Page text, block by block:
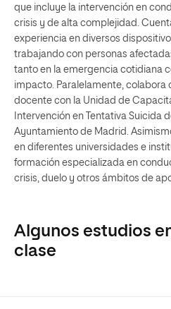
que incluye la intervención en
crisis y de alta complejidad.
experiencia en diversos
trabajando con personas
tanto en la emergencia cotidiana
impacto. Paralelamente, colabora
docente con la Unidad de
Intervención en Tentativa Suicida
Ayuntamiento de Madrid.
en diferentes universidades e
formación especializada en
crisis, duelo y otros ámbitos de
Algunos estudios
clase